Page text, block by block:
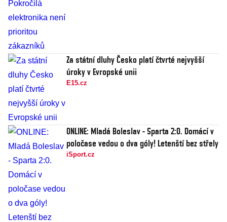
Za státní dluhy Česko platí čtvrté nejvyšší
úroky v Evropské unii
E15.cz
ONLINE: Mladá Boleslav - Sparta 2:0. Domácí v
poločase vedou o dva góly! Letenští bez střely
iSport.cz